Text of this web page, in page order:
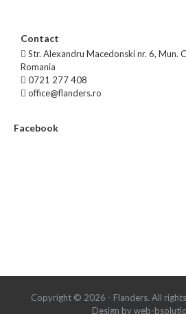
Contact
Str. Alexandru Macedonski nr. 6, Mun.
Romania
0721 277 408
office@flanders.ro
Facebook
Copyright © 2026 - Flanders. All rights
Design by web-